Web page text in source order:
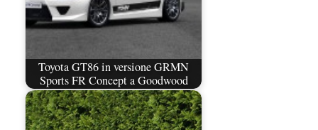
Toyota GT86 in versione GRMN
Sports FR Concept a Goodwood